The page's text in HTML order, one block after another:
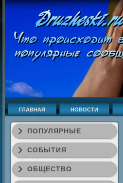
ГЛАВНАЯ НОВОСТИ
ПОПУЛЯРНЫЕ
СОБЫТИЯ
ОБЩЕСТВО